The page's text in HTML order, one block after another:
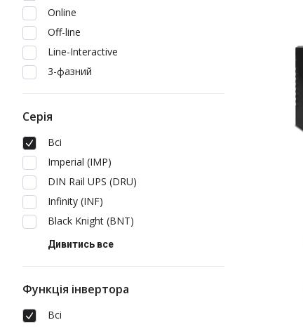
Online
Off-line
Line-Interactive
3-фазний
Серія
Всі
Imperial (IMP)
DIN Rail UPS (DRU)
Infinity (INF)
Black Knight (BNT)
Дивитись все
Функція інвертора
Всі